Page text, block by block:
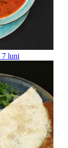
7 luni